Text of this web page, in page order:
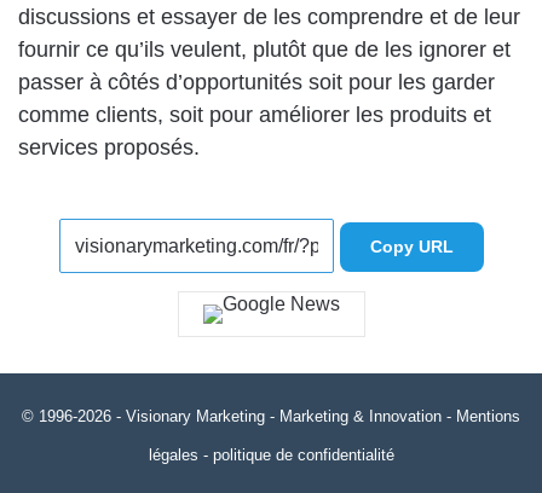
discussions et essayer de les comprendre et de leur
fournir ce qu’ils veulent, plutôt que de les ignorer et
passer à côtés d’opportunités soit pour les garder
comme clients, soit pour améliorer les produits et
services proposés.
Copy URL
© 1996-2026 - Visionary Marketing - Marketing & Innovation - Mentions
légales - politique de confidentialité